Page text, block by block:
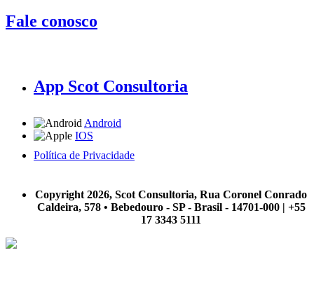
Fale conosco
App Scot Consultoria
Android
IOS
Política de Privacidade
Copyright 2026, Scot Consultoria, Rua Coronel Conrado
Caldeira, 578 • Bebedouro - SP - Brasil - 14701-000 | +55
17 3343 5111